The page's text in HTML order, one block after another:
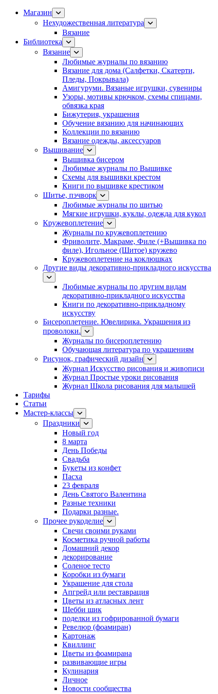
Магазин
Нехудожественная литература
Вязание
Библиотека
Вязание
Любимые журналы по вязанию
Вязание для дома (Салфетки, Скатерти,
Пледы, Покрывала)
Амигуруми. Вязаные игрушки, сувениры
Узоры, мотивы крючком, схемы спицами,
обвязка края
Бижутерия, украшения
Обучение вязанию для начинающих
Коллекции по вязанию
Вязание одежды, аксессуаров
Вышивание
Вышивка бисером
Любимые журналы по Вышивке
Схемы для вышивки крестом
Книги по вышивке крестиком
Шитье, пэчворк
Любимые журналы по шитью
Мягкие игрушки, куклы, одежда для кукол
Кружевоплетение
Журналы по кружевоплетению
Фриволите, Макраме, Филе (+Вышивка по
филе), Игольное (Шитое) кружево
Кружевоплетение на коклюшках
Другие виды декоративно-прикладного искусства
Любимые журналы по другим видам
декоративно-прикладного искусства
Книги по декоративно-прикладному
искусству
Бисероплетение. Ювелирика. Украшения из
проволоки.
Журналы по бисероплетению
Обучающая литература по украшениям
Рисунок, графический дизайн
Журнал Искусство рисования и живописи
Журнал Простые уроки рисования
Журнал Школа рисования для малышей
Тарифы
Статьи
Мастер-классы
Праздники
Новый год
8 марта
День Победы
Свадьба
Букеты из конфет
Пасха
23 февраля
День Святого Валентина
Разные техники
Подарки разные.
Прочее рукоделие
Свечи своими руками
Косметика ручной работы
Домашний декор
декорирование
Соленое тесто
Коробки из бумаги
Украшение для стола
Апгрейд или реставрация
Цветы из атласных лент
Шебби шик
поделки из гофрированной бумаги
Ревелюр (фоамиран)
Картонаж
Квиллинг
Цветы из фоамирана
развивающие игры
Кулинария
Личное
Новости сообщества